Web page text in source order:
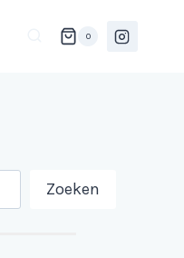
0
Zoeken